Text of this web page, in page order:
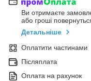
Ви отримаєте
або гроші
Детальніше
Оплатити частинами
Післяплата
Оплата на рахунок